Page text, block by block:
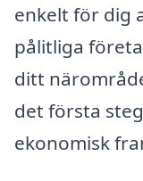
enkelt för dig
pålitliga
ditt
det första
ekonomisk